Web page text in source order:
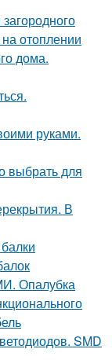
отоплении
дома.
руками.
выбрать для
В
Опалубка
SMD